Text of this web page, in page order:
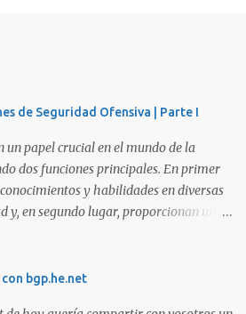
de Seguridad Ofensiva | Parte I
un papel crucial en el mundo de la
dos funciones principales. En primer
y habilidades en diversas
y, en segundo lugar, proporcionan una
en día, elegir la adecuada puede
bgp.he.net